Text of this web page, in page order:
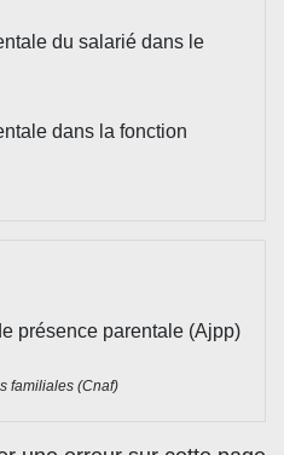
du salarié dans le
dans la fonction
présence parentale (Ajpp)
familiales (Cnaf)